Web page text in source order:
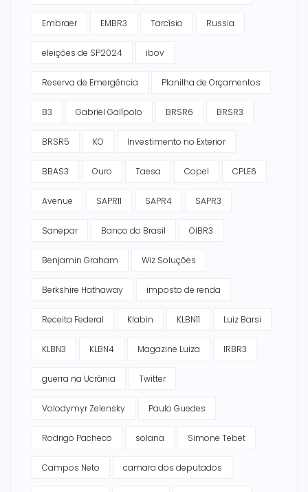
Embraer EMBR3 Tarcísio Russia
eleições de SP2024 ibov
Reserva de Emergência Planilha de Orçamentos
B3 Gabriel Galípolo BRSR6 BRSR3
BRSR5 KO Investimento no Exterior
BBAS3 Ouro Taesa Copel CPLE6
Avenue SAPR11 SAPR4 SAPR3
Sanepar Banco do Brasil OIBR3
Benjamin Graham Wiz Soluções
Berkshire Hathaway imposto de renda
Receita Federal Klabin KLBN11 Luiz Barsi
KLBN3 KLBN4 Magazine Luiza IRBR3
guerra na Ucrânia Twitter
Volodymyr Zelensky Paulo Guedes
Rodrigo Pacheco solana Simone Tebet
Campos Neto camara dos deputados